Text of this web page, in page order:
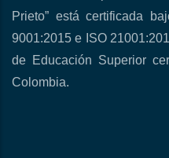
Prieto” está certificada
9001:2015 e ISO
de Educación Superior
Colombia.